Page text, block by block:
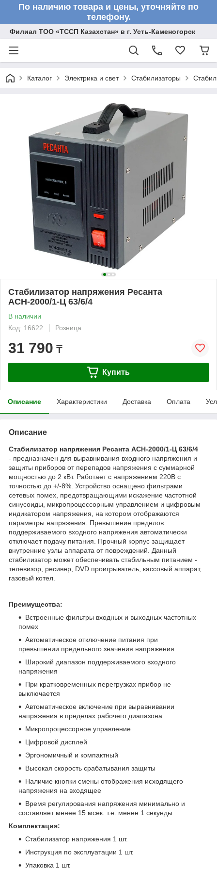
По наличию товара и цены, уточняйте по
телефону.
Филиал ТОО «ТССП Казахстан» в г. Усть-Каменогорск
Каталог Электрика и свет Стабилизаторы
Стабилизатор напряжения Ресанта
АСН-2000/1-Ц 63/6/4
В наличии
Код: 16622
Розница
31 790 ₸
Купить
Описание Характеристики Доставка Оплата
Описание
Стабилизатор напряжения Ресанта АСН-2000/1-Ц 63/6/4
- предназначен для выравнивания входного напряжения и
защиты приборов от перепадов напряжения с суммарной
мощностью до 2 кВт. Работает с напряжением 220В с
точностью до +/-8%. Устройство оснащено фильтрами
сетевых помех, предотвращающими искажение частотной
синусоиды, микропроцессорным управлением и цифровым
индикатором напряжения, на котором отображаются
параметры напряжения. Превышение пределов
поддерживаемого входного напряжения автоматически
отключает подачу питания. Прочный корпус защищает
внутренние узлы аппарата от повреждений. Данный
стабилизатор может обеспечивать стабильным питанием -
телевизор, ресивер, DVD проигрыватель, кассовый аппарат,
газовый котел.
Преимущества:
Встроенные фильтры входных и выходных частотных
помех
Автоматическое отключение питания при
превышении предельного значения напряжения
Широкий диапазон поддерживаемого входного
напряжения
При кратковременных перегрузках прибор не
выключается
Автоматическое включение при выравнивании
напряжения в пределах рабочего диапазона
Микропроцессорное управление
Цифровой дисплей
Эргономичный и компактный
Высокая скорость срабатывания защиты
Наличие кнопки смены отображения исходящего
напряжения на входящее
Время регулирования напряжения минимально и
составляет менее 15 мсек. т.е. менее 1 секунды
Комплектация:
Стабилизатор напряжения 1 шт.
Инструкция по эксплуатации 1 шт.
Упаковка 1 шт.